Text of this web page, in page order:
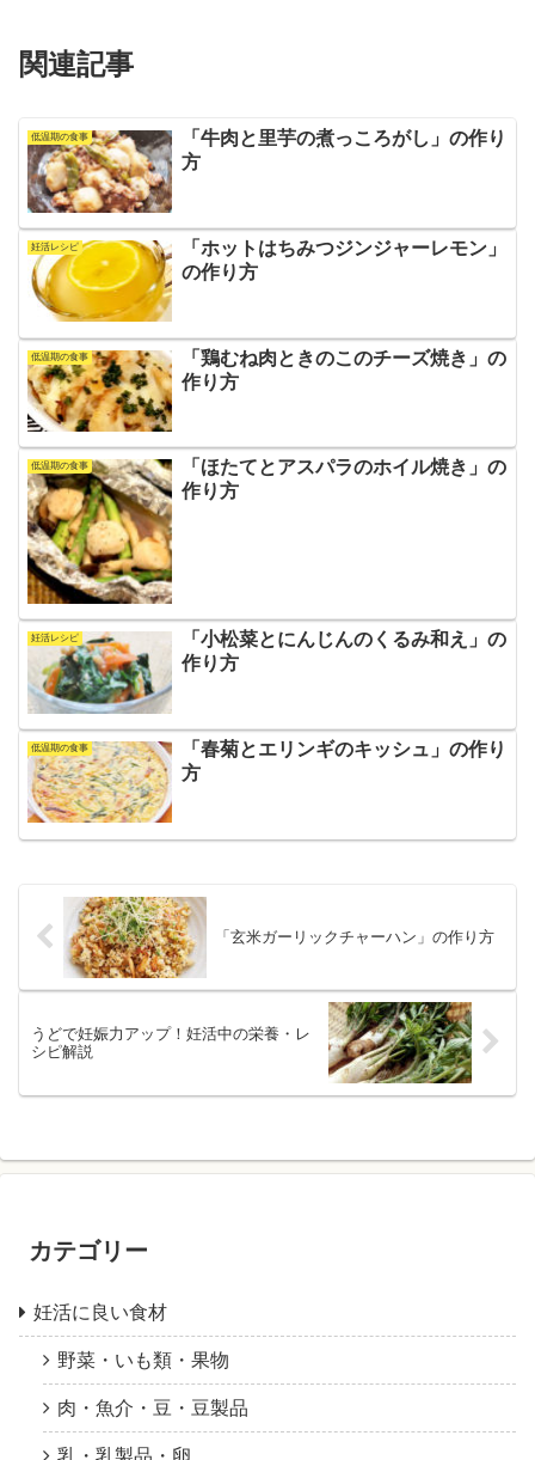
関連記事
低温期の食事
「牛肉と里芋の煮っころがし」の作り
方
妊活レシピ
「ホットはちみつジンジャーレモン」
の作り方
低温期の食事
「鶏むね肉ときのこのチーズ焼き」の
作り方
低温期の食事
「ほたてとアスパラのホイル焼き」の
作り方
妊活レシピ
「小松菜とにんじんのくるみ和え」の
作り方
低温期の食事
「春菊とエリンギのキッシュ」の作り
方
「玄米ガーリックチャーハン」の作り方
うどで妊娠力アップ！妊活中の栄養・レ
シピ解説
カテゴリー
妊活に良い食材
野菜・いも類・果物
肉・魚介・豆・豆製品